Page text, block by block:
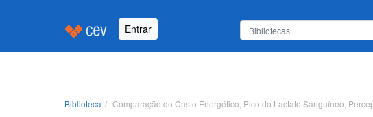
Entrar
Biblioteca Comparação do Custo Energético, Pico do Lactato Sanguíneo,